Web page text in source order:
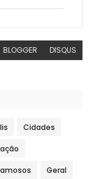
BLOGGER DISQUS
Cidades
Geral